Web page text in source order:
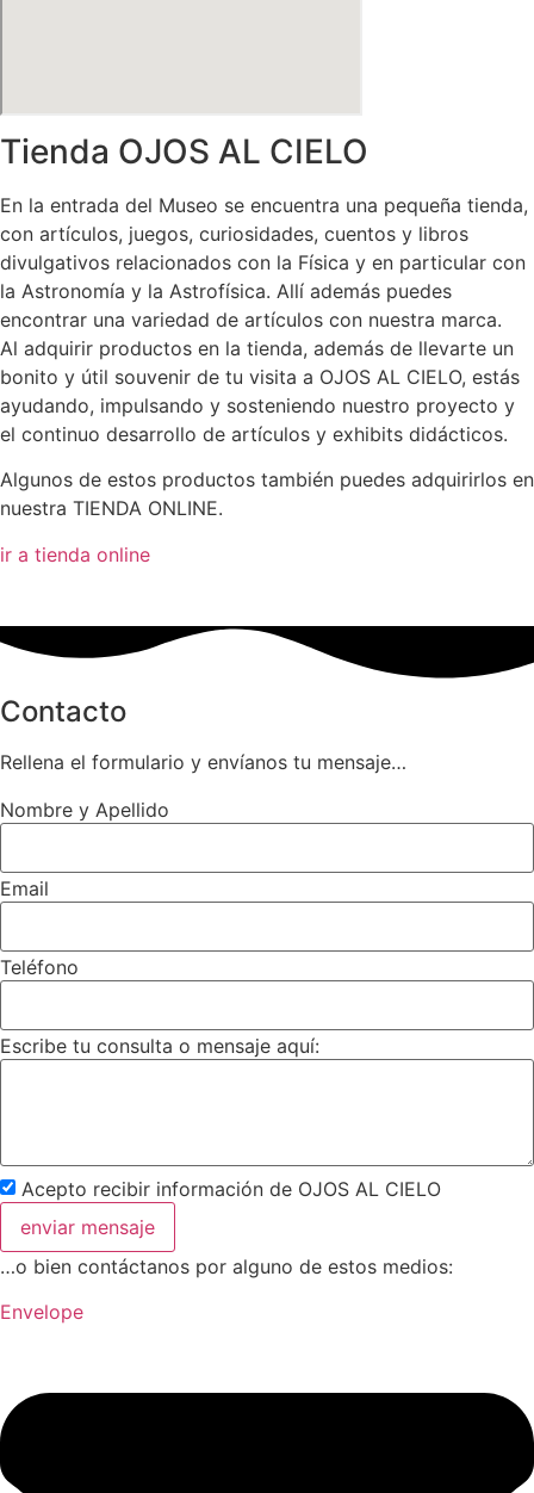
Tienda OJOS AL CIELO
En la entrada del Museo se encuentra una pequeña tienda,
con artículos, juegos, curiosidades, cuentos y libros
divulgativos relacionados con la Física y en particular con
la Astronomía y la Astrofísica. Allí además puedes
encontrar una variedad de artículos con nuestra marca.
Al adquirir productos en la tienda, además de llevarte un
bonito y útil souvenir de tu visita a OJOS AL CIELO, estás
ayudando, impulsando y sosteniendo nuestro proyecto y
el continuo desarrollo de artículos y exhibits didácticos.
Algunos de estos productos también puedes adquirirlos en
nuestra TIENDA ONLINE.
ir a tienda online
Contacto
Rellena el formulario y envíanos tu mensaje…
Nombre y Apellido
Email
Teléfono
Escribe tu consulta o mensaje aquí:
Acepto recibir información de OJOS AL CIELO
enviar mensaje
…o bien contáctanos por alguno de estos medios:
Envelope